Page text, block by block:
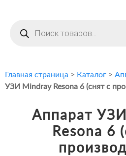
товаров
Главная страница > Каталог >
УЗИ Mindray Resona 6 (снят с
Аппарат
Resona 6